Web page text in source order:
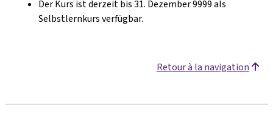
Der Kurs ist derzeit bis 31. Dezember 9999 als
Selbstlernkurs verfügbar.
Retour à la navigation